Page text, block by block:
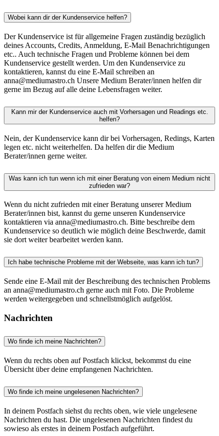
Wobei kann dir der Kundenservice helfen?
Der Kundenservice ist für allgemeine Fragen zuständig bezüglich
deines Accounts, Credits, Anmeldung, E-Mail Benachrichtigungen
etc.. Auch technische Fragen und Probleme können bei dem
Kundenservice gestellt werden. Um den Kundenservice zu
kontaktieren, kannst du eine E-Mail schreiben an
anna@mediumastro.ch Unsere Medium Berater/innen helfen dir
gerne im Bezug auf alle deine Lebensfragen weiter.
Kann mir der Kundenservice auch mit Vorhersagen und Readings etc.
helfen?
Nein, der Kundenservice kann dir bei Vorhersagen, Redings, Karten
legen etc. nicht weiterhelfen. Da helfen dir die Medium
Berater/innen gerne weiter.
Was kann ich tun wenn ich mit einer Beratung von einem Medium nicht
zufrieden war?
Wenn du nicht zufrieden mit einer Beratung unserer Medium
Berater/innen bist, kannst du gerne unseren Kundenservice
kontaktieren via anna@mediumastro.ch. Bitte beschreibe dem
Kundenservice so deutlich wie möglich deine Beschwerde, damit
sie dort weiter bearbeitet werden kann.
Ich habe technische Probleme mit der Webseite, was kann ich tun?
Sende eine E-Mail mit der Beschreibung des technischen Problems
an anna@mediumastro.ch gerne auch mit Foto. Die Probleme
werden weitergegeben und schnellstmöglich aufgelöst.
Nachrichten
Wo finde ich meine Nachrichten?
Wenn du rechts oben auf Postfach klickst, bekommst du eine
Übersicht über deine empfangenen Nachrichten.
Wo finde ich meine ungelesenen Nachrichten?
In deinem Postfach siehst du rechts oben, wie viele ungelesene
Nachrichten du hast. Die ungelesenen Nachrichten findest du
sowieso als erstes in deinem Postfach aufgeführt.